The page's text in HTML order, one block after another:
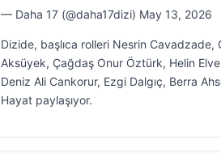
— Daha 17 (@daha17dizi) May 13, 2026
Dizide, başlıca rolleri Nesrin
Aksüyek, Çağdaş Onur Öztürk, Helin
Deniz Ali Cankorur, Ezgi Dalgıç, Berra
Hayat paylaşıyor.